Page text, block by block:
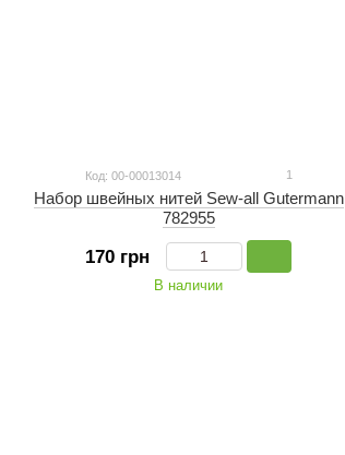
Код: 00-00013014 1
Набор швейных нитей Sew-all Gutermann
782955
170 грн
В наличии